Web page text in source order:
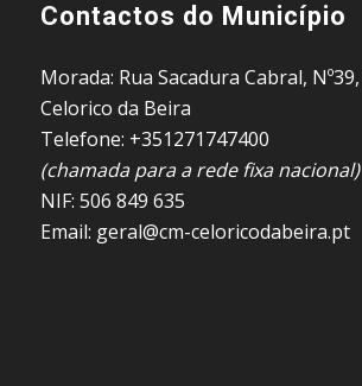
Contactos do Município
Morada: Rua Sacadura Cabral,
Celorico da Beira
Telefone: +351271747400
(chamada para a rede fixa nacional)
NIF: 506 849 635
Email: geral@cm-celoricodabeira.pt